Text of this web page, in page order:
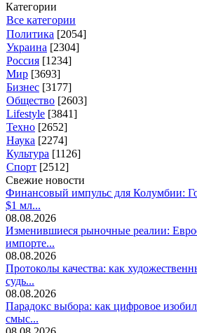
Категории
Все категории
Политика [2054]
Украина [2304]
Россия [1234]
Мир [3693]
Бизнес [3177]
Общество [2603]
Lifestyle [3841]
Техно [2652]
Наука [2274]
Культура [1126]
Спорт [2512]
Свежие новости
Финансовый импульс для Колумбии:
$1 мл...
08.08.2026
Изменившиеся рыночные реалии:
импорте...
08.08.2026
Протоколы качества: как
судь...
08.08.2026
Парадокс выбора: как цифровое
смыс...